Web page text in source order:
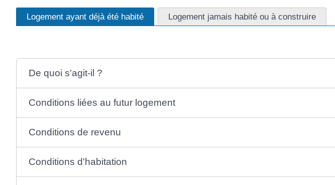
Logement ayant déjà été habité Logement jamais habité ou à construire
De quoi s'agit-il ?
Conditions liées au futur logement
Conditions de revenu
Conditions d'habitation